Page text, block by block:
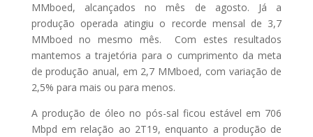
MMboed, alcançados no mês de agosto. Já a
produção operada atingiu o recorde mensal de 3,7
MMboed no mesmo mês. Com estes resultados
mantemos a trajetória para o cumprimento da meta
de produção anual, em 2,7 MMboed, com variação de
2,5% para mais ou para menos.
A produção de óleo no pós-sal ficou estável em 706
Mbpd em relação ao 2T19, enquanto a produção de